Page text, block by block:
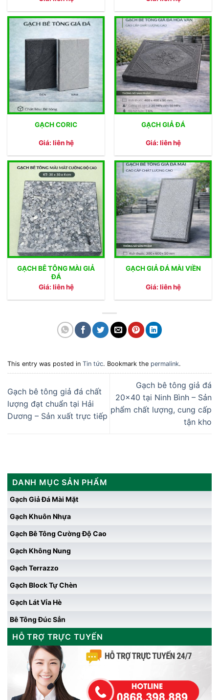
GẠCH CORIC
Giá: liên hệ
GẠCH GIẢ ĐÁ
Giá: liên hệ
GẠCH BÊ TÔNG MÀI GIẢ
ĐÁ
Giá: liên hệ
GẠCH GIẢ ĐÁ MÀI VIỀN
Giá: liên hệ
This entry was posted in Tin tức. Bookmark the permalink.
Gạch bê tông giả đá chất
lượng đạt chuẩn tại Hải
Dương – Sản xuất trực tiếp
Gạch bê tông giả đá
20×40 tại Ninh Bình – Sản
phẩm chất lượng, cung cấp
tận kho
DANH MỤC SẢN PHẨM
Gạch Giả Đá Mài Mặt
Gạch Khuôn Nhựa
Gạch Bê Tông Cường Độ Cao
Gạch Không Nung
Gạch Terrazzo
Gạch Block Tự Chèn
Gạch Lát Vỉa Hè
Bê Tông Đúc Sẳn
HỖ TRỢ TRỰC TUYẾN